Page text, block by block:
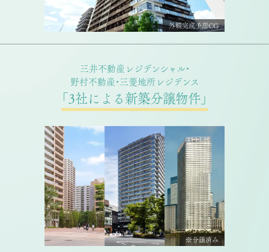
外観完成予想CG
三井不動産レジデンシャル・
野村不動産・三菱地所レジデンス
「3社による新築分譲物件」
※分譲済み